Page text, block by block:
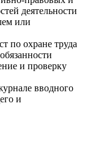
деятельности
или
по охране труда
и проверку
вводного
и